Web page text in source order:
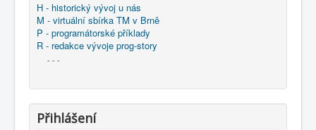
H - historický vývoj u nás
M - virtuální sbírka TM v Brně
P - programátorské příklady
R - redakce vývoje prog-story
- - -
Přihlášení